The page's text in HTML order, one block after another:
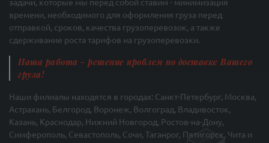
времени, необходимого для оформления груза перед
отправкой, сроков, качества грузоперевозок, а также
сдерживание роста тарифов на грузоперевозки.
Наша работа - решение проблем по доставке Вашего
груза!
Наши филиалы находятся в городах: Санкт-Петербург, Москва,
Астрахань, Белгород, Воронеж, Волгоград, Владивосток,
Казань, Краснодар, Нижний Новгород, Ростов-на-Дону,
Симферополь, Севастополь, Сочи, Таганрог, Пятигорск, Чита и